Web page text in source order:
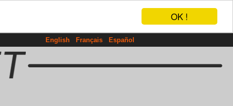
OK !
English Français Español